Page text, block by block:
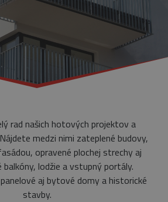
rad našich hotových projektov a
medzi nimi zateplené budovy,
opravené plochej strechy aj
lodžie a vstupný portály.
aj bytové domy a historické
stavby.